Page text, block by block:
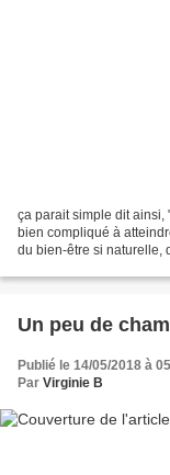
ça parait simple dit ainsi,
bien compliqué à
du bien-être si naturelle,
Un peu de
Publié le 14/05/2018 à
Par Virginie B